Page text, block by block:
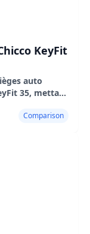
KeyFit
auto
35, mettant
Comparison